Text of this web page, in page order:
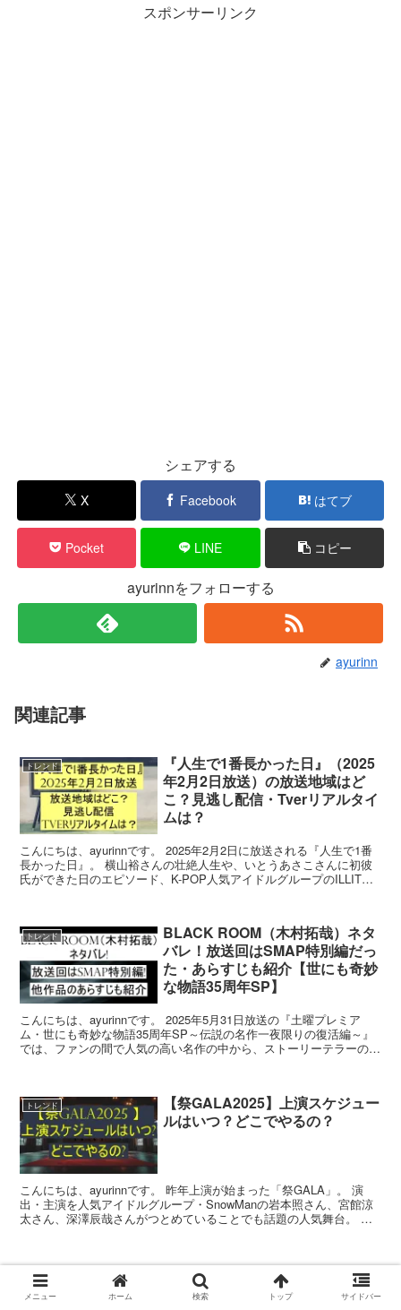
スポンサーリンク
シェアする
X Facebook はてブ
Pocket LINE コピー
ayurinnをフォローする
ayurinn
関連記事
トレンド
『人生で1番長かった日』（2025
年2月2日放送）の放送地域はど
こ？見逃し配信・Tverリアルタイ
ムは？
こんにちは、ayurinnです。 2025年2月2日に放送される『人生で1番
長かった日』。 横山裕さんの壮絶人生や、いとうあさこさんに初彼
氏ができた日のエピソード、K-POP人気アイドルグループのILLITの
トレンド
BLACK ROOM（木村拓哉）ネタ
バレ！放送回はSMAP特別編だっ
た・あらすじも紹介【世にも奇妙
な物語35周年SP】
こんにちは、ayurinnです。 2025年5月31日放送の『土曜プレミア
ム・世にも奇妙な物語35周年SP～伝説の名作一夜限りの復活編～』
では、ファンの間で人気の高い名作の中から、ストーリーテラーのタ
トレンド
【祭GALA2025】上演スケジュー
ルはいつ？どこでやるの？
こんにちは、ayurinnです。 昨年上演が始まった「祭GALA」。 演
出・主演を人気アイドルグループ・SnowManの岩本照さん、宮館涼
太さん、深澤辰哉さんがつとめていることでも話題の人気舞台。 チ
トレンド
ドラマ『夫よ、死んでくれない
か』wikiまとめ！夫に復讐する系
メニュー ホーム 検索 トップ サイドバー